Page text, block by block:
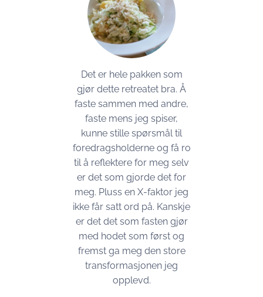
Det er hele pakken som
gjør dette retreatet bra. Å
faste sammen med andre,
faste mens jeg spiser,
kunne stille spørsmål til
foredragsholderne og få ro
til å reflektere for meg selv
er det som gjorde det for
meg. Pluss en X-faktor jeg
ikke får satt ord på. Kanskje
er det det som fasten gjør
med hodet som først og
fremst ga meg den store
transformasjonen jeg
opplevd.